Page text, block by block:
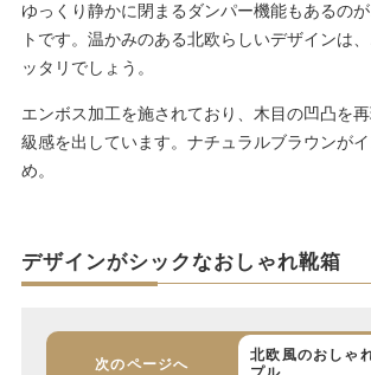
ゆっくり静かに閉まるダンパー機能もあるの
トです。温かみのある北欧らしいデザインは
ッタリでしょう。
エンボス加工を施されており、木目の凹凸を
級感を出しています。ナチュラルブラウンが
め。
デザインがシックなおしゃれ靴箱
次のページへ
北欧風のおしゃ